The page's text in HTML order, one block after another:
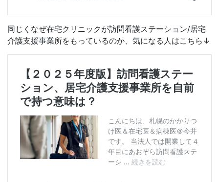
同じくなぜ在宅クリニックが訪問看護ステーション/居宅
介護支援事業所をもっているのか、気になる人はこちら↓